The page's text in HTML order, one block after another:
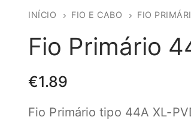
INÍCIO FIO E CABO FIO
Fio Primário
€1.89
Fio Primário tipo 44A XL-